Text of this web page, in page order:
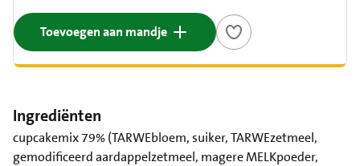
Toevoegen aan mandje
Ingrediënten
cupcakemix 79% (TARWEbloem, suiker, TARWEzetmeel,
gemodificeerd aardappelzetmeel, magere MELKpoeder,